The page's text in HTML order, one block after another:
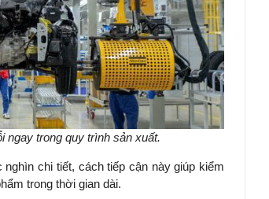
ngay trong quy trình sản xuất.
chi tiết, cách tiếp cận này giúp kiểm
trong thời gian dài.